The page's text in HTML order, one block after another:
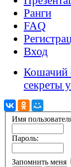
Ранги
FAQ
Вход
Кошачий
секреты
Имя
Пароль:
Запомнить меня